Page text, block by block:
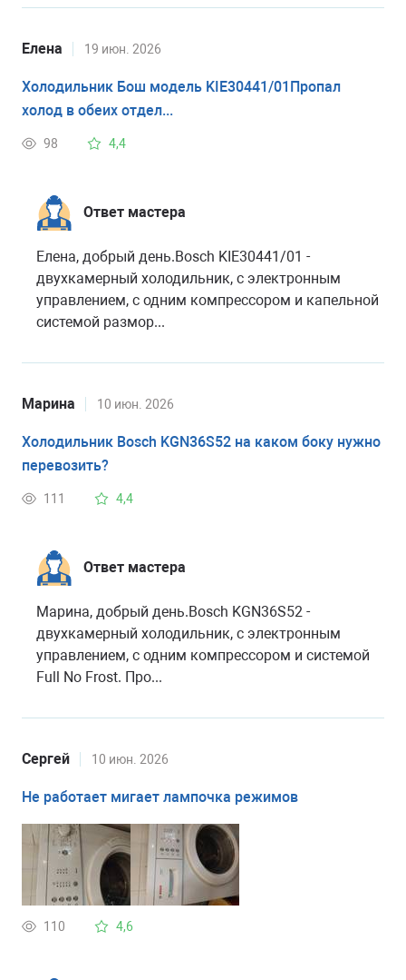
Eлена 19 июн. 2026
Холодильник Бош модель KIE30441/01Пропал
холод в обеих отдел...
98 4,4
Ответ мастера
Елена, добрый день.Bosch KIE30441/01 -
двухкамерный холодильник, с электронным
управлением, с одним компрессором и капельной
системой размор...
Марина 10 июн. 2026
Холодильник Bosch KGN36S52 на каком боку нужно
перевозить?
111 4,4
Ответ мастера
Марина, добрый день.Bosch KGN36S52 -
двухкамерный холодильник, с электронным
управлением, с одним компрессором и системой
Full No Frost. Про...
Сергей 10 июн. 2026
Не работает мигает лампочка режимов
110 4,6